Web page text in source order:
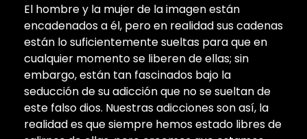
El hombre y la mujer de la imagen están
encadenados a él, pero en realidad sus cadenas
están lo suficientemente sueltas para que en
cualquier momento se liberen de ellas; sin
embargo, están tan fascinados bajo la
seducción de su adicción que no se sueltan de
este falso dios. Nuestras adicciones son así, la
realidad es que siempre hemos estado libres de